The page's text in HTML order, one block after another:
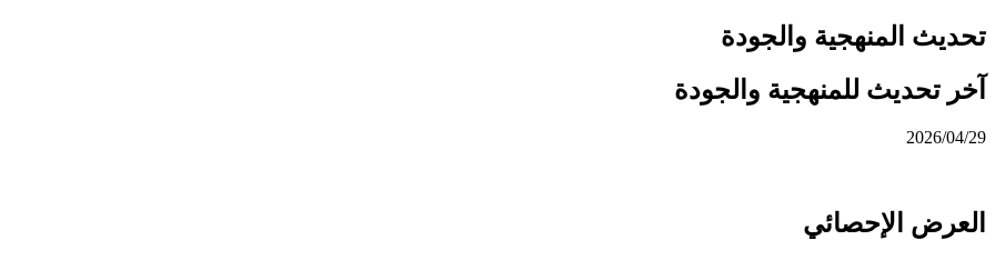
تحديث المنهجية والجودة
آخر تحديث للمنهجية والجودة
2026/04/29
العرض الإحصائي